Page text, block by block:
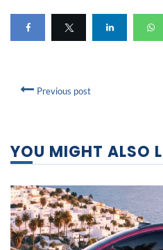
Previous post
YOU MIGHT ALSO